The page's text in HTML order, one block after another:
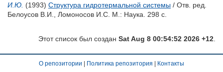
И.Ю. (1993) Структура гидротермальной системы / Отв. ред.
Белоусов В.И.
Ломоносов И.С. М.: Наука. 298 с.
Этот список был создан Sat Aug 8 00:54:52 2026 +12
О репозитории Политика репозитория Контакты